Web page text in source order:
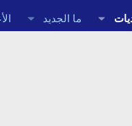
ما الجديد